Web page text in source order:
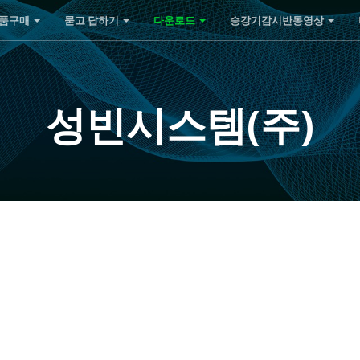
구매 묻고 답하기 다운로드 승강기감시반동영상
성빈시스템(주)